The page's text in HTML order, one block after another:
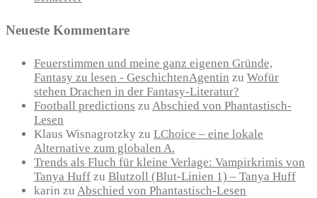
Neueste Kommentare
Feuerstimmen und meine ganz eigenen Gründe,
Fantasy zu lesen - GeschichtenAgentin zu Wofür
stehen Drachen in der Fantasy-Literatur?
Football predictions zu Abschied von Phantastisch-
Lesen
Klaus Wisnagrotzky zu LChoice – eine lokale
Alternative zum globalen A.
Trends als Fluch für kleine Verlage: Vampirkrimis von
Tanya Huff zu Blutzoll (Blut-Linien 1) – Tanya Huff
karin zu Abschied von Phantastisch-Lesen